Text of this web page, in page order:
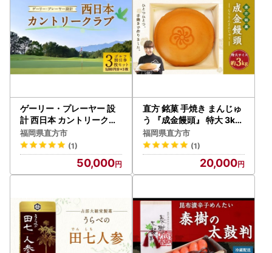
ゲーリー・プレーヤー 設
計 西日本 カントリークラ
ブ ゴルフ 割引券 (5,000
円分×3枚 セット)
福岡県直方市
(1)
50,000
直方 銘菓 手焼き まんじゅ
う 『成金饅頭』 特大 3kg
1個
福岡県直方市
(1)
20,000